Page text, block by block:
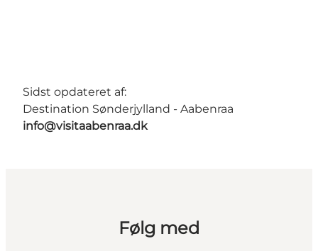
Sidst opdateret af:
Destination Sønderjylland - Aabenraa
info@visitaabenraa.dk
Følg med